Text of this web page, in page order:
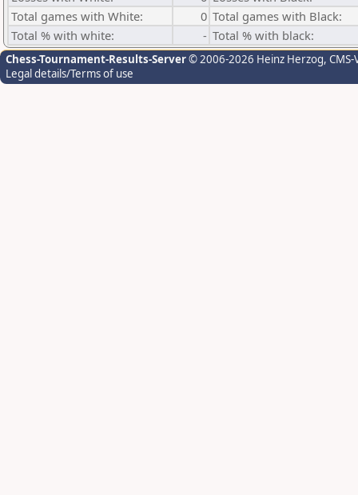
Total games with White:
0 Total games with Black:
Total % with white:
- Total % with black:
Chess-Tournament-Results-Server© 2006-2026 Heinz Herzog,
Legal details/Terms of use